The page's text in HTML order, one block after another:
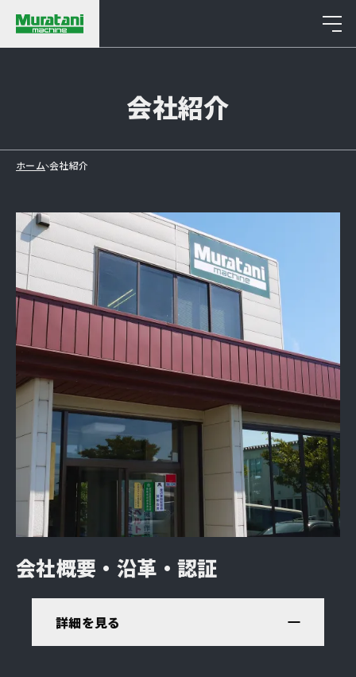
会社紹介
Company
ホーム 会社紹介
会社概要・沿革 ・認証
詳細を見る